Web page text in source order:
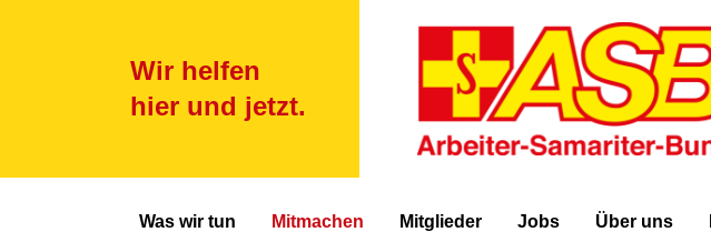
Wir helfen
hier und jetzt.
Hauptnavigation
Was wir tun Mitmachen Mitglieder Jobs Über uns